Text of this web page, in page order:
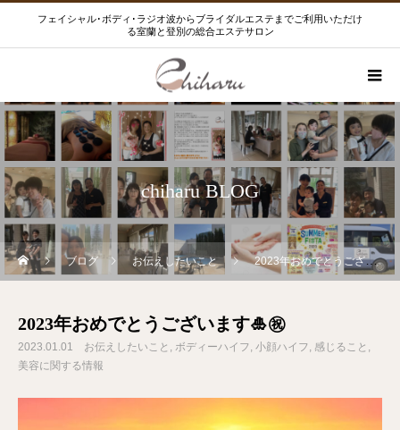
フェイシャル･ボディ･ラジオ波からブライダルエステまでご利用いただけ
る室蘭と登別の総合エステサロン
chiharu BLOG
ブログ お伝えしたいこと 2023年おめでとうございます🎍㊗️
2023年おめでとうございます🎍㊗️
2023.01.01 お伝えしたいこと ボディーハイフ 小顔ハイフ
感じること
美容に関する情報